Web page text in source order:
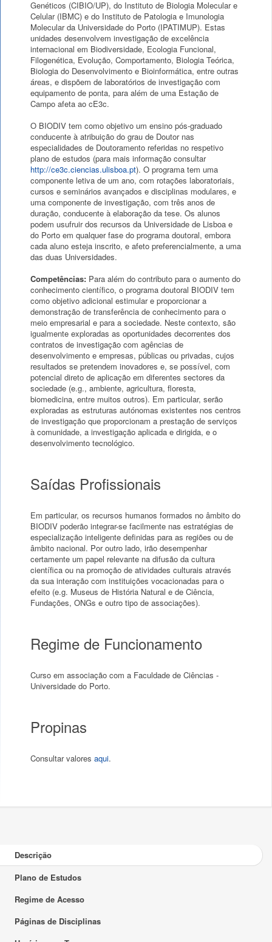
Genéticos (CIBIO/UP), do Instituto de Biologia Molecular e
Celular (IBMC) e do Instituto de Patologia e Imunologia
Molecular da Universidade do Porto (IPATIMUP). Estas
unidades desenvolvem investigação de excelência
internacional em Biodiversidade, Ecologia Funcional,
Filogenética, Evolução, Comportamento, Biologia Teórica,
Biologia do Desenvolvimento e Bioinformática, entre outras
áreas, e dispõem de laboratórios de investigação com
equipamento de ponta, para além de uma Estação de
Campo afeta ao cE3c.
O BIODIV tem como objetivo um ensino pós-graduado
conducente à atribuição do grau de Doutor nas
especialidades de Doutoramento referidas no respetivo
plano de estudos (para mais informação consultar
http://ce3c.ciencias.ulisboa.pt). O programa tem uma
componente letiva de um ano, com rotações laboratoriais,
cursos e seminários avançados e disciplinas modulares, e
uma componente de investigação, com três anos de
duração, conducente à elaboração da tese. Os alunos
podem usufruir dos recursos da Universidade de Lisboa e
do Porto em qualquer fase do programa doutoral, embora
cada aluno esteja inscrito, e afeto preferencialmente, a uma
das duas Universidades.
Competências: Para além do contributo para o aumento do
conhecimento científico, o programa doutoral BIODIV tem
como objetivo adicional estimular e proporcionar a
demonstração de transferência de conhecimento para o
meio empresarial e para a sociedade. Neste contexto, são
igualmente exploradas as oportunidades decorrentes dos
contratos de investigação com agências de
desenvolvimento e empresas, públicas ou privadas, cujos
resultados se pretendem inovadores e, se possível, com
potencial direto de aplicação em diferentes sectores da
sociedade (e.g., ambiente, agricultura, floresta,
biomedicina, entre muitos outros). Em particular, serão
exploradas as estruturas autónomas existentes nos centros
de investigação que proporcionam a prestação de serviços
à comunidade, a investigação aplicada e dirigida, e o
desenvolvimento tecnológico.
Saídas Profissionais
Em particular, os recursos humanos formados no âmbito do
BIODIV poderão integrar-se facilmente nas estratégias de
especialização inteligente definidas para as regiões ou de
âmbito nacional. Por outro lado, irão desempenhar
certamente um papel relevante na difusão da cultura
científica ou na promoção de atividades culturais através
da sua interação com instituições vocacionadas para o
efeito (e.g. Museus de História Natural e de Ciência,
Fundações, ONGs e outro tipo de associações).
Regime de Funcionamento
Curso em associação com a Faculdade de Ciências -
Universidade do Porto.
Propinas
Consultar valores aqui.
Descrição
Plano de Estudos
Regime de Acesso
Páginas de Disciplinas